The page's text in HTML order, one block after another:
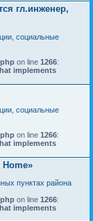
гл.инженер,
социальные
on line 1266:
implements
социальные
on line 1266:
implements
Home»
пунктах района
on line 1266:
implements